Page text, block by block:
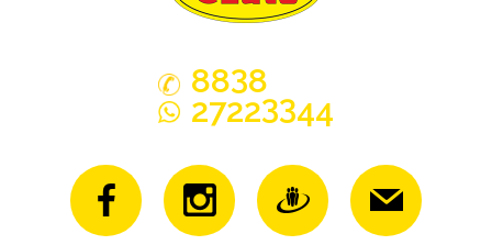
8838
27223344